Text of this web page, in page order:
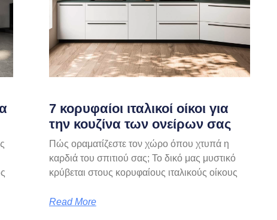
7 κορυφαίοι ιταλικοί οίκοι για
την κουζίνα των ονείρων σας
Πώς οραματίζεστε τον χώρο όπου χτυπά η
καρδιά του σπιτιού σας; Το δικό μας μυστικό
κρύβεται στους κορυφαίους ιταλικούς οίκους
Read More